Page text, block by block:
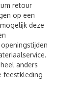
retour
op een
deze
anders
feestkleding